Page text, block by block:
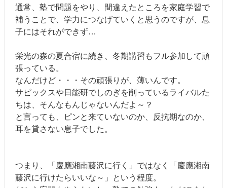
通常、塾で問題をやり、間違えたところを家庭学習で
補うことで、学力につなげていくと思うのですが、息
子にはそれができず…
栄光の森の夏合宿に続き、冬期講習もフル参加して頑
張っている。
なんだけど・・・その頑張りが、薄いんです。
サピックスや日能研でしのぎを削っているライバルた
ちは、そんなもんじゃないんだよ～？
と言っても、ピンと来ていないのか、反抗期なのか、
耳を貸さない息子でした。
つまり、「慶應湘南藤沢に行く」ではなく「慶應湘南
藤沢に行けたらいいな～」という程度。